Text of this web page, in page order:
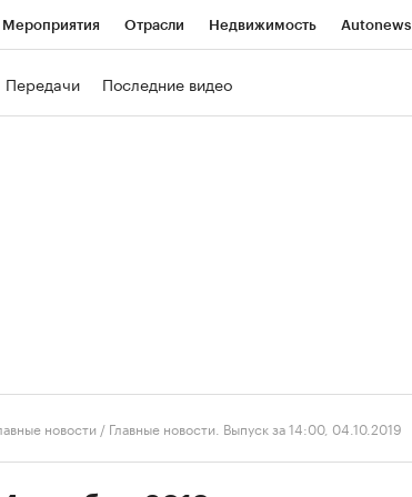
Мероприятия Отрасли Недвижимость Autonews
Передачи Последние видео
новости / Главные новости. Выпуск за 14:00, 04.10.2019